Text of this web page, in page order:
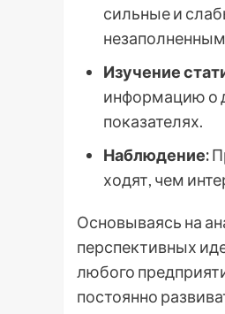
сильные и
Изучение
информацию о
показателях.
Наблюдение:
ходят, чем
Основываясь на
перспективных
любого
постоянно